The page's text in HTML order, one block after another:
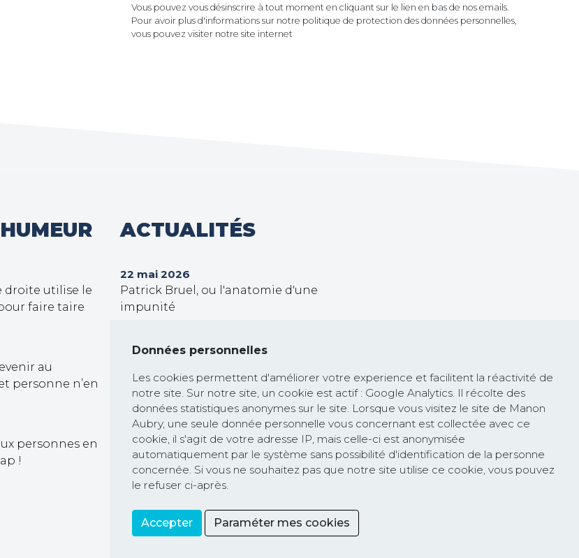
Vous pouvez vous désinscrire à tout moment en cliquant sur le lien en bas de nos emails.
Pour avoir plus d'informations sur notre politique de protection des données personnelles,
vous pouvez visiter notre site internet
droite utilise le
faire taire
au
personne n’en
personnes en
!
ACTUALITÉS
22 mai 2026
Patrick Bruel, ou l'anatomie d'une
impunité
Trump veut prendre le contrôle de
26 février 2025
Communiqué de presse : la
Commission européenne rejoint la
course à la dérégulation lancée par
les Etats-Unis et saccage les textes
protégeant les droits humains et
l’environnement
Données personnelles
Les cookies permettent d'améliorer votre experience et facilitent la réactivité de
notre site. Sur notre site, un cookie est actif : Google Analytics. Il récolte des
données statistiques anonymes sur le site. Lorsque vous visitez le site de Manon
Aubry, une seule donnée personnelle vous concernant est collectée avec ce
cookie, il s'agit de votre adresse IP, mais celle-ci est anonymisée
automatiquement par le système sans possibilité d'identification de la personne
concernée. Si vous ne souhaitez pas que notre site utilise ce cookie, vous pouvez
le refuser ci-après.
Accepter Paraméter mes cookies